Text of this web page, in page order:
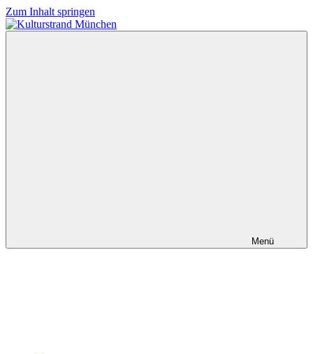
Zum Inhalt springen
Menü